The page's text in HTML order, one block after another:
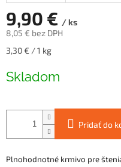
9,90 € / ks
8,05 € bez DPH
Jednotková
3,30 € / 1 kg
Skladom
Pridať do
Plnohodnotné krmivo pre